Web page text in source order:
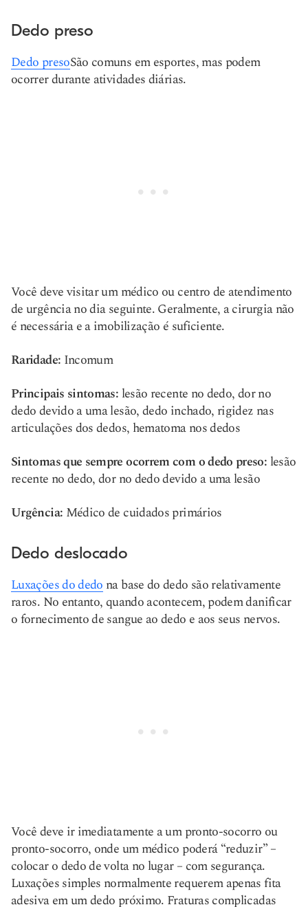
Dedo preso
Dedo presoSão comuns em esportes, mas podem
ocorrer durante atividades diárias.
Você deve visitar um médico ou centro de atendimento
de urgência no dia seguinte. Geralmente, a cirurgia não
é necessária e a imobilização é suficiente.
Raridade: Incomum
Principais sintomas: lesão recente no dedo, dor no
dedo devido a uma lesão, dedo inchado, rigidez nas
articulações dos dedos, hematoma nos dedos
Sintomas que sempre ocorrem com o dedo preso: lesão
recente no dedo, dor no dedo devido a uma lesão
Urgência: Médico de cuidados primários
Dedo deslocado
Luxações do dedo na base do dedo são relativamente
raros. No entanto, quando acontecem, podem danificar
o fornecimento de sangue ao dedo e aos seus nervos.
Você deve ir imediatamente a um pronto-socorro ou
pronto-socorro, onde um médico poderá “reduzir” –
colocar o dedo de volta no lugar – com segurança.
Luxações simples normalmente requerem apenas fita
adesiva em um dedo próximo. Fraturas complicadas